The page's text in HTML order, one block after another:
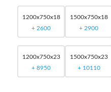
1200x750x18
+ 2600
1500x750x18
+ 2900
1200x750x23
+ 8950
1500x750x23
+ 10110